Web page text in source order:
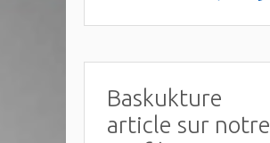
Baskukture
article sur notre